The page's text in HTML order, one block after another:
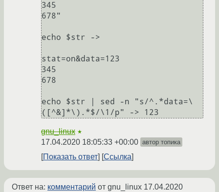
345
678"
echo $str ->
stat=on&data=123
345
678
echo $str | sed -n "s/^.*data=\
gnu_linux ★
17.04.2020 18:05:33 +00:00 автор топика
Показать ответ Ссылка
Ответ на: комментарий от gnu_linux 17.04.2020